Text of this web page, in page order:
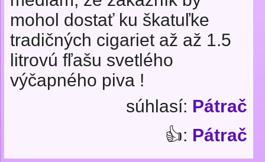
mohol dostať ku škatuľke
tradičných cigariet až až 1.5
litrovú fľašu svetlého
výčapného piva !
súhlasí: Pátrač
👍: Pátrač